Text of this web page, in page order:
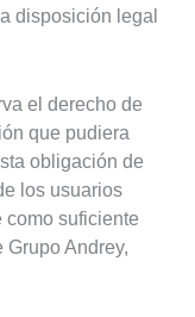
disposición legal
el derecho de
que pudiera
obligación de
los usuarios
suficiente
Andrey,